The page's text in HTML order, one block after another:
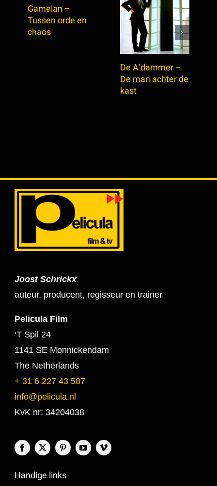
Gamelan –
Tussen orde en
chaos
De A’dammer –
De man achter de
kast
Joost Schrickx
auteur, producent, regisseur en trainer
Pelicula Film
‘T Spil 24
1141 SE Monnickendam
The Netherlands
+ 31 6 227 43 587
info@pelicula.nl
KvK nr: 34204038
Handige links